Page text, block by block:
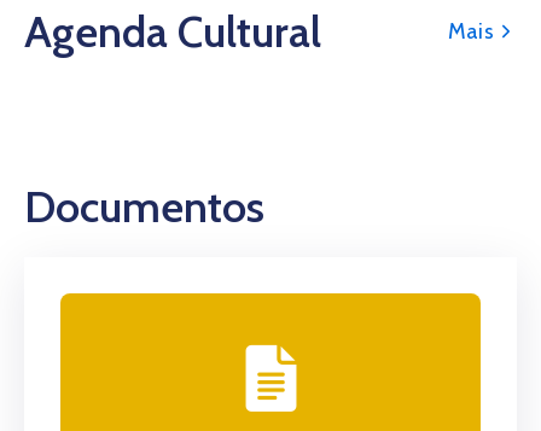
Agenda Cultural Mais
Documentos